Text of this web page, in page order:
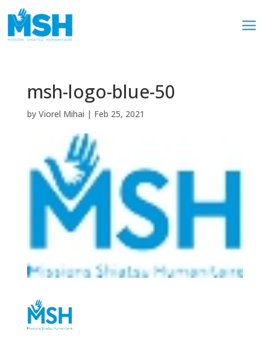
msh-logo-blue-50
by Viorel Mihai | Feb 25, 2021